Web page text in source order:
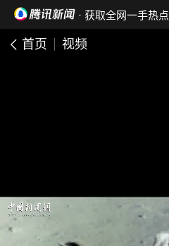
· 获取全网一手热点
首页 视频